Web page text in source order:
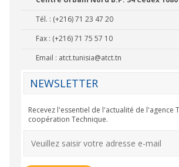
Tél. : (+216) 71 23 47 20
Fax : (+216) 71 75 57 10
Email : atct.tunisia@atct.tn
NEWSLETTER
Recevez l'essentiel de l'actualité de l'agence
coopération Technique.